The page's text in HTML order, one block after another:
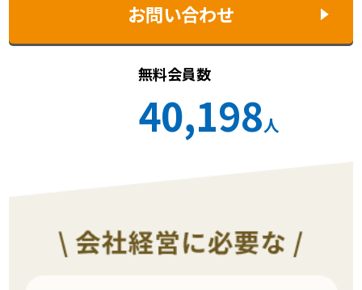
お問い合わせ
無料会員数
40,198人